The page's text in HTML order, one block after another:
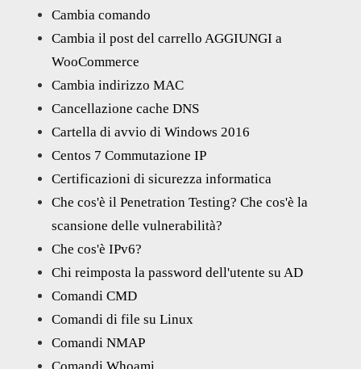
Cambia comando
Cambia il post del carrello AGGIUNGI a
WooCommerce
Cambia indirizzo MAC
Cancellazione cache DNS
Cartella di avvio di Windows 2016
Centos 7 Commutazione IP
Certificazioni di sicurezza informatica
Che cos'è il Penetration Testing? Che cos'è la
scansione delle vulnerabilità?
Che cos'è IPv6?
Chi reimposta la password dell'utente su AD
Comandi CMD
Comandi di file su Linux
Comandi NMAP
Comandi Whoami